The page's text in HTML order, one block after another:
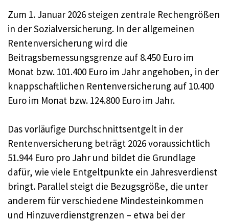
Zum 1. Januar 2026 steigen zentrale Rechengrößen
in der Sozialversicherung. In der allgemeinen
Rentenversicherung wird die
Beitragsbemessungsgrenze auf 8.450 Euro im
Monat bzw. 101.400 Euro im Jahr angehoben, in der
knappschaftlichen Rentenversicherung auf 10.400
Euro im Monat bzw. 124.800 Euro im Jahr.
Das vorläufige Durchschnittsentgelt in der
Rentenversicherung beträgt 2026 voraussichtlich
51.944 Euro pro Jahr und bildet die Grundlage
dafür, wie viele Entgeltpunkte ein Jahresverdienst
bringt. Parallel steigt die Bezugsgröße, die unter
anderem für verschiedene Mindesteinkommen
und Hinzuverdienstgrenzen – etwa bei der